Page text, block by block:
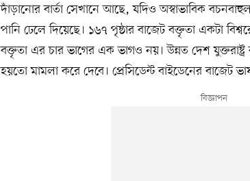
দাঁড়ানোর বার্তা সেখানে আছে, যদিও অস্বাভাবিক
পানি ঢেলে দিয়েছে। ১৬৭ পৃষ্ঠার বাজেট বক্তৃতা একটা
বক্তৃতা এর চার ভাগের এক ভাগও নয়। উন্নত দেশ যুক্তরাষ্ট্র
হয়তো মামলা করে দেবে। প্রেসিডেন্ট বাইডেনের বাজেট